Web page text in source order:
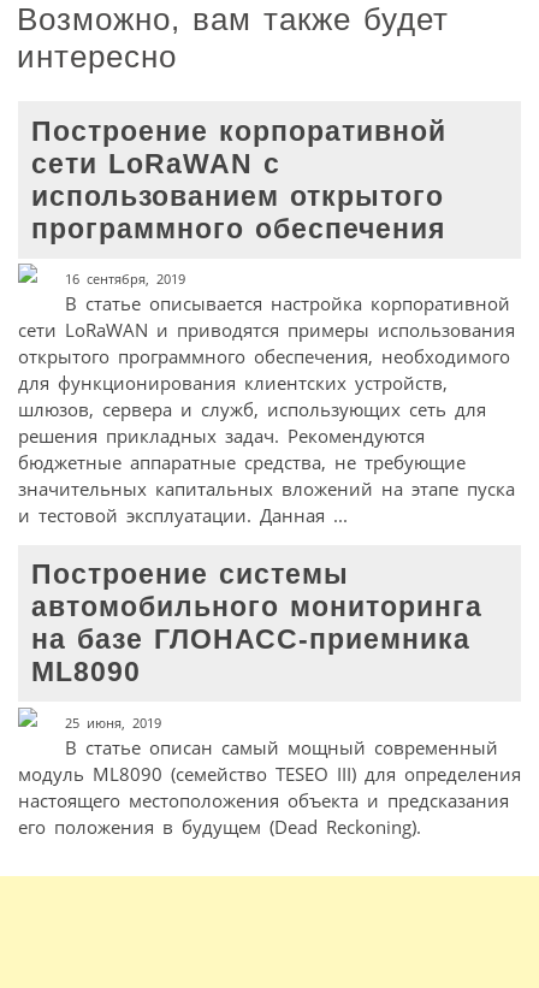
Возможно, вам также будет
интересно
Построение корпоративной
сети LoRaWAN с
использованием открытого
программного обеспечения
16 сентября, 2019
В статье описывается настройка корпоративной
сети LoRaWAN и приводятся примеры использования
открытого программного обеспечения, необходимого
для функционирования клиентских устройств,
шлюзов, сервера и служб, использующих сеть для
решения прикладных задач. Рекомендуются
бюджетные аппаратные средства, не требующие
значительных капитальных вложений на этапе пуска
и тестовой эксплуатации. Данная ...
Построение системы
автомобильного мониторинга
на базе ГЛОНАСС-приемника
ML8090
25 июня, 2019
В статье описан самый мощный современный
модуль ML8090 (семейство TESEO III) для определения
настоящего местоположения объекта и предсказания
его положения в будущем (Dead Reckoning).